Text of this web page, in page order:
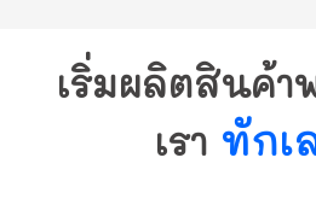
เริ่มผลิตสินค้า
เรา ทักเ